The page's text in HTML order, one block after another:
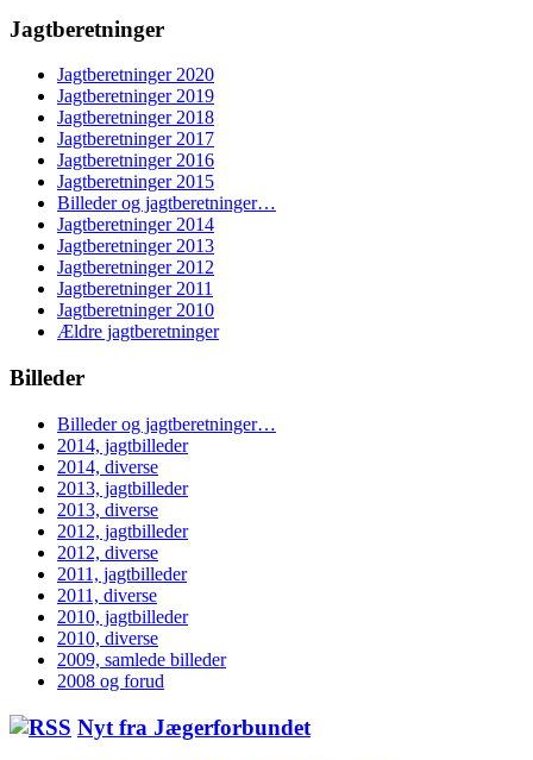
Jagtberetninger
Jagtberetninger 2020
Jagtberetninger 2019
Jagtberetninger 2018
Jagtberetninger 2017
Jagtberetninger 2016
Jagtberetninger 2015
Billeder og jagtberetninger…
Jagtberetninger 2014
Jagtberetninger 2013
Jagtberetninger 2012
Jagtberetninger 2011
Jagtberetninger 2010
Ældre jagtberetninger
Billeder
Billeder og jagtberetninger…
2014, jagtbilleder
2014, diverse
2013, jagtbilleder
2013, diverse
2012, jagtbilleder
2012, diverse
2011, jagtbilleder
2011, diverse
2010, jagtbilleder
2010, diverse
2009, samlede billeder
2008 og forud
Nyt fra Jægerforbundet